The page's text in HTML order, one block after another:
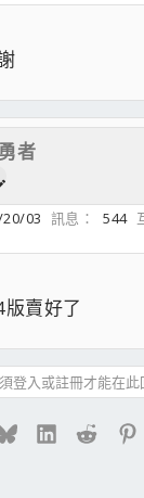
者
03 訊息 544
賣好了
登入或註冊才能在此
BlueskyLinkedIn
Reddit